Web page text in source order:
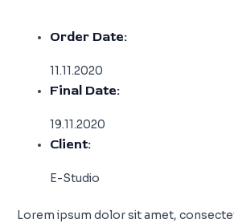
Order Date:
11.11.2020
Final Date:
19.11.2020
Client:
E-Studio
Lorem ipsum dolor sit amet,